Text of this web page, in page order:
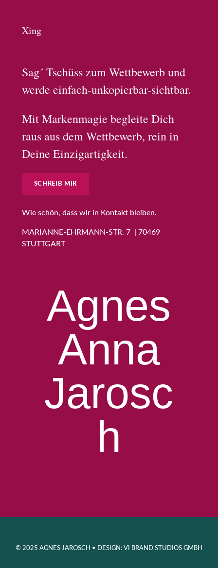
Xing
Sag´ Tschüss zum Wettbewerb und
werde einfach-unkopierbar-sichtbar.
Mit Markenmagie begleite Dich
raus aus dem Wettbewerb, rein in
Deine Einzigartigkeit.
SCHREIB MIR
Wie schön, dass wir in Kontakt bleiben.
MARIANNE-EHRMANN-STR. 7 | 70469
STUTTGART
Agnes
Anna
Jarosc
h
© 2025 AGNES JAROSCH • DESIGN: VI BRAND STUDIOS GMBH